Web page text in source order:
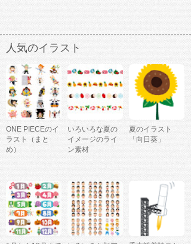
人気のイラスト
ONE PIECEのイ
ラスト（まと
め）
いろいろな夏の
イメージのライ
ン素材
夏のイラスト
「向日葵」